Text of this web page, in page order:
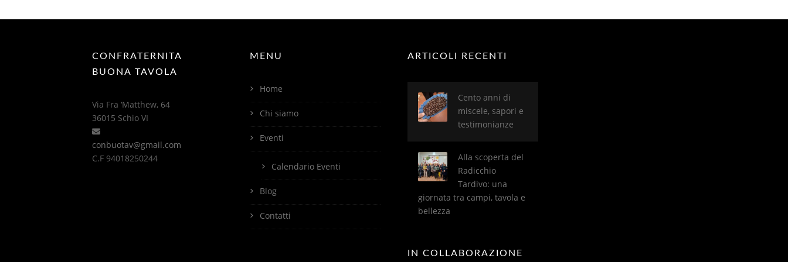
CONFRATERNITA
BUONA TAVOLA
Via Fra ‘Matthew, 64
36015 Schio VI
conbuotav@gmail.com
C.F 94018250244
MENU
Home
Chi siamo
Eventi
Calendario Eventi
Blog
Contatti
ARTICOLI RECENTI
Cento anni di
miscele, sapori e
testimonianze
Alla scoperta del
Radicchio
Tardivo: una
giornata tra campi, tavola e
bellezza
IN COLLABORAZIONE